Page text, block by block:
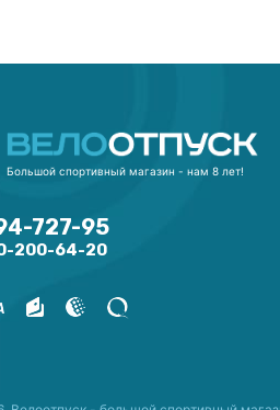
Большой спортивный магазин - нам 8 лет!
727-95
200-64-20